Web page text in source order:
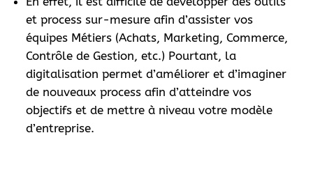
et process sur-mesure afin d’assister vos
équipes Métiers (Achats, Marketing, Commerce,
Contrôle de Gestion, etc.) Pourtant, la
digitalisation permet d’améliorer et d’imaginer
de nouveaux process afin d’atteindre vos
objectifs et de mettre à niveau votre modèle
d’entreprise.